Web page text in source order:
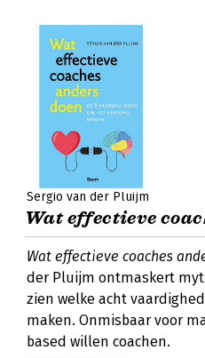
Sergio van der Pluijm
Wat effectieve
Wat effectieve coaches
der Pluijm ontmaskert
zien welke acht
maken. Onmisbaar voor
based willen coachen.